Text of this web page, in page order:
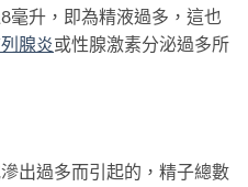
毫升，即為精液過多，這也
腺炎或性腺激素分泌過多所
出過多而引起的，精子總數